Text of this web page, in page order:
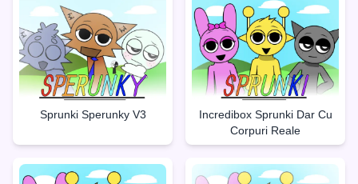
Sprunki Sperunky V3
Incredibox Sprunki Dar Cu
Corpuri Reale